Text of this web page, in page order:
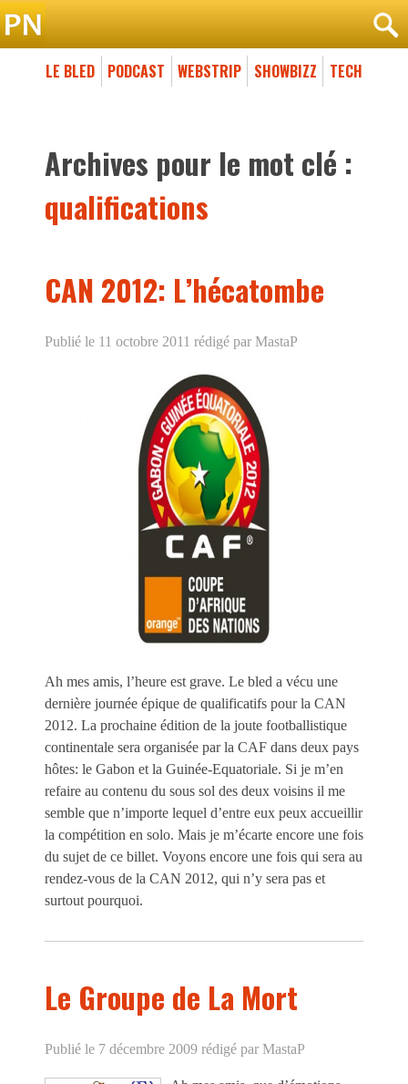
LE BLED PODCAST WEBSTRIP SHOWBIZZ TECH
Archives pour le mot clé :
qualifications
CAN 2012: L’hécatombe
Publié le 11 octobre 2011 rédigé par MastaP
Ah mes amis, l’heure est grave. Le bled a vécu une
dernière journée épique de qualificatifs pour la CAN
2012. La prochaine édition de la joute footballistique
continentale sera organisée par la CAF dans deux pays
hôtes: le Gabon et la Guinée-Equatoriale. Si je m’en
refaire au contenu du sous sol des deux voisins il me
semble que n’importe lequel d’entre eux peux accueillir
la compétition en solo. Mais je m’écarte encore une fois
du sujet de ce billet. Voyons encore une fois qui sera au
rendez-vous de la CAN 2012, qui n’y sera pas et
surtout pourquoi.
Le Groupe de La Mort
Publié le 7 décembre 2009 rédigé par MastaP